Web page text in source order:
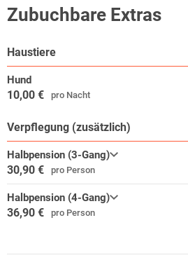
Zubuchbare Extras
Haustiere
Hund
10,00 € pro Nacht
Verpflegung (zusätzlich)
Halbpension (3-Gang)
30,90 € pro Person
Halbpension (4-Gang)
36,90 € pro Person